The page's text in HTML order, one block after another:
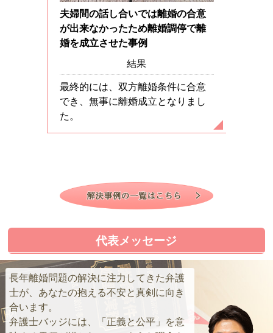
夫婦間の話し合いでは離婚の合意
が出来なかったため離婚調停で離
婚を成立させた事例
結果
最終的には、双方離婚条件に合意
でき、無事に離婚成立となりまし
た。
代表メッセージ
長年離婚問題の解決に注力してきた弁護
士が、あなたの抱える不安と真剣に向き
合います。
弁護士バッジには、「正義と公平」を意